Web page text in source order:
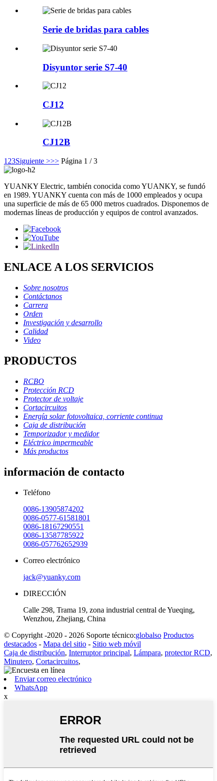
Serie de bridas para cables
Disyuntor serie S7-40
CJ12
CJ12B
1 23Siguiente >>> Página 1 / 3
YUANKY Electric, también conocida como YUANKY, se fundó
en 1989. YUANKY cuenta con más de 1000 empleados y ocupa
una superficie de más de 65 000 metros cuadrados. Disponemos de
modernas líneas de producción y equipos de control avanzados.
ENLACE A LOS SERVICIOS
Sobre nosotros
Contáctanos
Carrera
Orden
Investigación y desarrollo
Calidad
Video
PRODUCTOS
RCBO
Protección RCD
Protector de voltaje
Cortacircuitos
Energía solar fotovoltaica, corriente continua
Caja de distribución
Temporizador y medidor
Eléctrico impermeable
Más productos
información de contacto
Teléfono
0086-13905874202
0086-0577-61581801
0086-18167290551
0086-13587785922
0086-057762652939
Correo electrónico
jack@yuanky.com
DIRECCIÓN
Calle 298, Trama 19, zona industrial central de Yueqing,
Wenzhou, Zhejiang, China
© Copyright -2020 - 2026 Soporte técnico:globalso Productos
destacados - Mapa del sitio - Sitio web móvil
Caja de distribución, Interruptor principal, Lámpara, protector RCD,
Minutero, Cortacircuitos,
Enviar correo electrónico
WhatsApp
x